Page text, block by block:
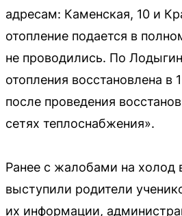
адресам: Каменская, 10 и
отопление подается в
не проводились. По
отопления восстановлена в
после проведения
сетях теплоснабжения».
Ранее с жалобами на холод
выступили родители
их информации,